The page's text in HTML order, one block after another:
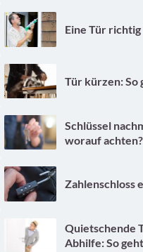
Eine Tür
Tür kürzen:
Schlüssel
worauf achten?
Zahlenschloss
Quietschende
Abhilfe: So